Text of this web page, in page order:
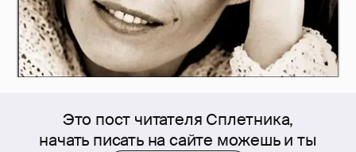
Это пост читателя Сплетника,
начать писать на сайте можешь и ты